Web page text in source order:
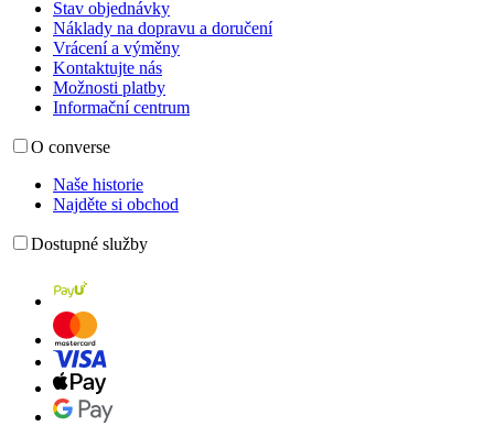
Stav objednávky
Náklady na dopravu a doručení
Vrácení a výměny
Kontaktujte nás
Možnosti platby
Informační centrum
O converse
Naše historie
Najděte si obchod
Dostupné služby